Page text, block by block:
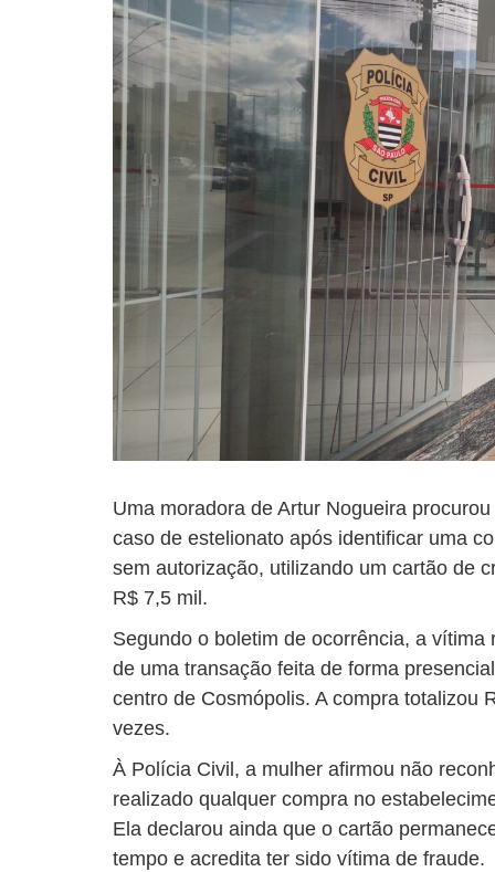
Uma moradora de Artur Nogueira
caso de estelionato após identificar uma
sem autorização, utilizando um cartão de
R$ 7,5 mil.
Segundo o boletim de ocorrência, a
de uma transação feita de forma
centro de Cosmópolis. A compra totalizou
vezes.
À Polícia Civil, a mulher afirmou não
realizado qualquer compra no
Ela declarou ainda que o cartão
tempo e acredita ter sido vítima de fraude.